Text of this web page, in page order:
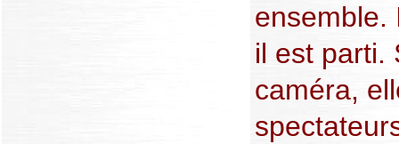
ensemble.
il est parti.
caméra,